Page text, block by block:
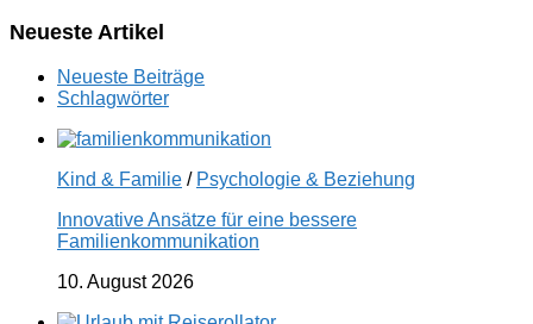
Neueste Artikel
Neueste Beiträge
Schlagwörter
Kind & Familie / Psychologie & Beziehung
Innovative Ansätze für eine bessere
Familienkommunikation
10. August 2026